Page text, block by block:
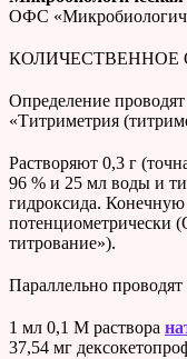
ОФС
КОЛИЧЕСТВЕННОЕ
Определение
«Титриметрия
Растворяют 0,3 г
96 % и 25 мл воды и
гидроксида.
потенциометрически
титрование»).
Параллельно
1 мл 0,1 М раствора
37,54 мг